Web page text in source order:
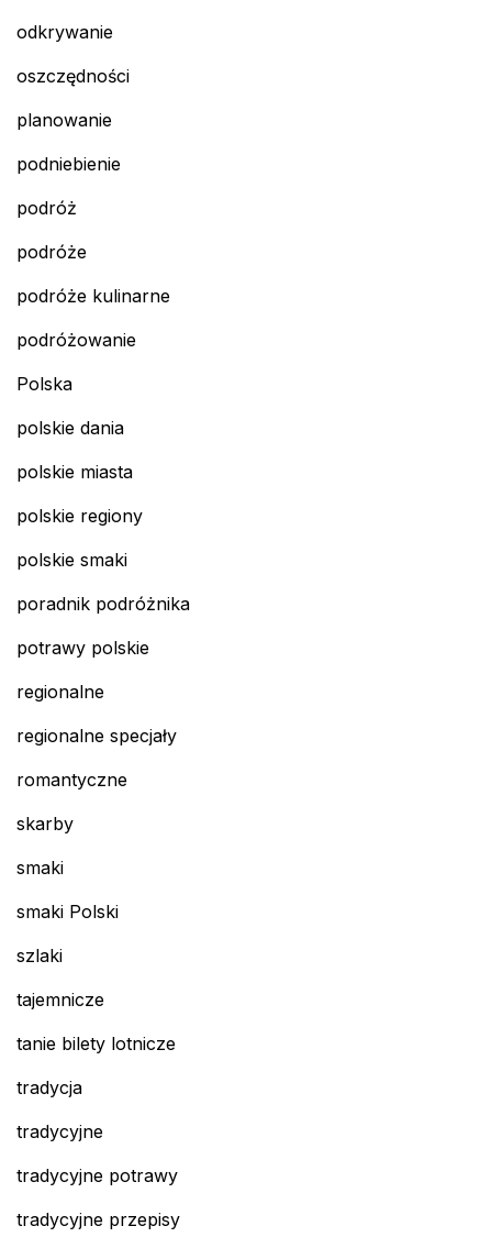
odkrywanie
oszczędności
planowanie
podniebienie
podróż
podróże
podróże kulinarne
podróżowanie
Polska
polskie dania
polskie miasta
polskie regiony
polskie smaki
poradnik podróżnika
potrawy polskie
regionalne
regionalne specjały
romantyczne
skarby
smaki
smaki Polski
szlaki
tajemnicze
tanie bilety lotnicze
tradycja
tradycyjne
tradycyjne potrawy
tradycyjne przepisy